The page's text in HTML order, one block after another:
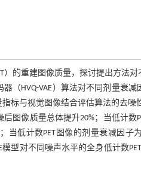
的重建图像质量，探讨提出方法
（HVQ-VAE）算法对不同剂量衰
标与视觉图像结合评估算法的去噪
图像质量总体提升20%；当低计
当低计数PET图像的剂量衰减因
模型对不同噪声水平的全身低计数